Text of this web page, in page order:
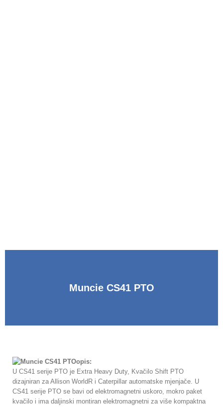
Muncie CS41 PTO
opis:
U CS41 serije PTO je Extra Heavy Duty, Kvačilo Shift PTO
dizajniran za Allison WorldR i Caterpillar automatske mjenjače. U
CS41 serije PTO se bavi od elektromagnetni uskoro, mokro paket
kvačilo i ima daljinski montiran elektromagnetni za više kompaktna